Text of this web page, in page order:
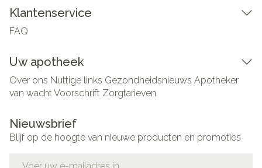
Klantenservice
FAQ
Uw apotheek
Over ons Nuttige links Gezondheidsnieuws Apotheker
van wachtVoorschrift Zorgtarieven
Nieuwsbrief
Blijf op de hoogte van nieuwe producten en promoties